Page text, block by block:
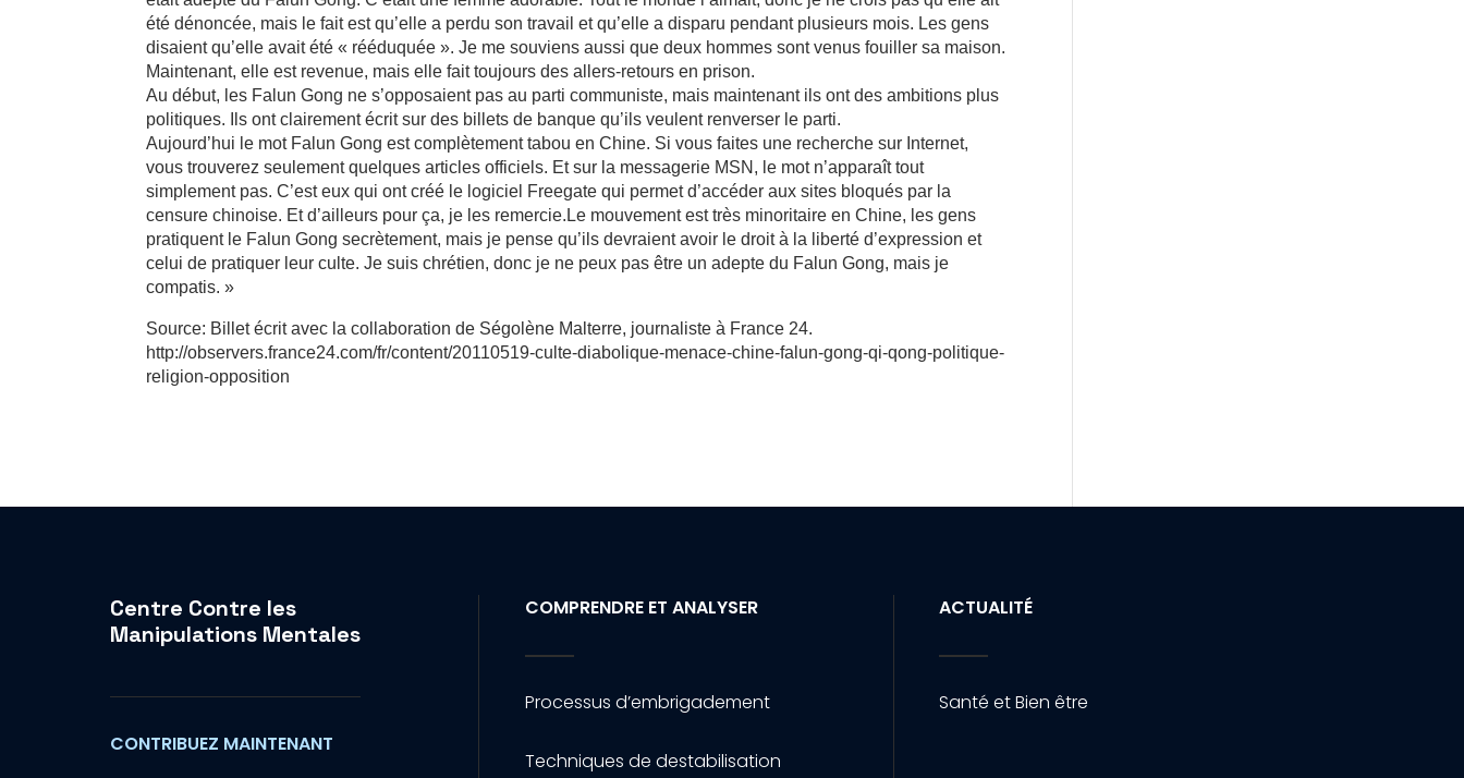
été dénoncée, mais le fait est qu’elle a perdu son travail et qu’elle a disparu pendant plusieurs mois. Les gens
disaient qu’elle avait été « rééduquée ». Je me souviens aussi que deux hommes sont venus fouiller sa maison.
Maintenant, elle est revenue, mais elle fait toujours des allers-retours en prison.
Au début, les Falun Gong ne s’opposaient pas au parti communiste, mais maintenant ils ont des ambitions plus
politiques. Ils ont clairement écrit sur des billets de banque qu’ils veulent renverser le parti.
Aujourd’hui le mot Falun Gong est complètement tabou en Chine. Si vous faites une recherche sur Internet,
vous trouverez seulement quelques articles officiels. Et sur la messagerie MSN, le mot n’apparaît tout
simplement pas. C’est eux qui ont créé le logiciel Freegate qui permet d’accéder aux sites bloqués par la
censure chinoise. Et d’ailleurs pour ça, je les remercie.Le mouvement est très minoritaire en Chine, les gens
pratiquent le Falun Gong secrètement, mais je pense qu’ils devraient avoir le droit à la liberté d’expression et
celui de pratiquer leur culte. Je suis chrétien, donc je ne peux pas être un adepte du Falun Gong, mais je
compatis. »
Source: Billet écrit avec la collaboration de Ségolène Malterre, journaliste à France 24.
http://observers.france24.com/fr/content/20110519-culte-diabolique-menace-chine-falun-gong-qi-qong-politique-
religion-opposition
Centre Contre les
Manipulations Mentales
CONTRIBUEZ MAINTENANT
COMPRENDRE ET ANALYSER
Processus d’embrigadement
Techniques de destabilisation
ACTUALITÉ
Santé et Bien être